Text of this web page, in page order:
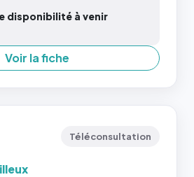
disponibilité à venir
Voir la fiche
Téléconsultation